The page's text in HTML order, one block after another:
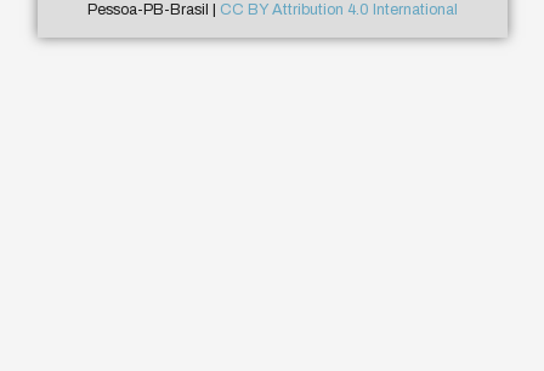
Pessoa-PB-Brasil | CC BY Attribution 4.0 International